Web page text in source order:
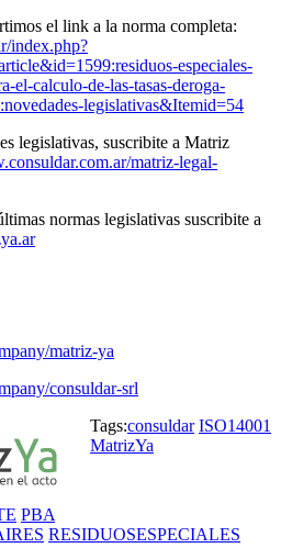
el link a la norma completa:
index.php?
especiales-
el-calculo-de-las-tasas-deroga-
legislativas&Itemid=54
legislativas, suscribite a Matriz
matriz-legal-
normas legislativas suscribite a
matriz-ya
consuldar-srl
Tags:consuldar ISO14001
MatrizYa
PBA
RESIDUOSESPECIALES